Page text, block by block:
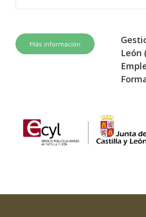
Más información
León